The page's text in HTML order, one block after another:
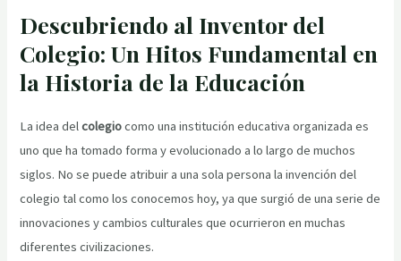
Descubriendo al Inventor del
Colegio: Un Hitos Fundamental en
la Historia de la Educación
La idea delcolegiocomo una institución educativa organizada es
uno que ha tomado forma y evolucionado a lo largo de muchos
siglos. No se puede atribuir a una sola persona la invención del
colegio tal como los conocemos hoy, ya que surgió de una serie de
innovaciones y cambios culturales que ocurrieron en muchas
diferentes civilizaciones.